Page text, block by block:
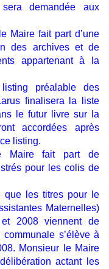
demandée aux
Maire fait part d’une
des archives et de
appartenant à la
préalable des
finalisera la liste
le futur livre sur la
accordées après
listing.
Maire fait part de
pour les colis de
que les titres pour le
Maternelles)
2008 viennent de
s’élève à
Monsieur le Maire
actant les